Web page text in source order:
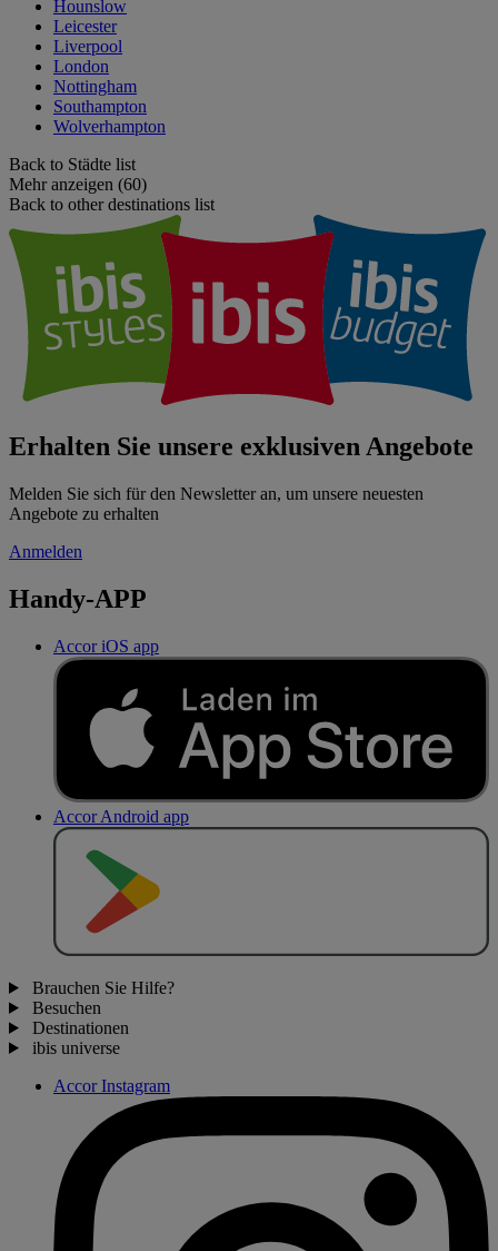
Hounslow
Leicester
Liverpool
London
Nottingham
Southampton
Wolverhampton
Back to Städte list
Mehr anzeigen (60)
Back to other destinations list
Erhalten Sie unsere exklusiven Angebote
Melden Sie sich für den Newsletter an, um unsere neuesten
Angebote zu erhalten
Anmelden
Handy-APP
Accor iOS app
Accor Android app
Brauchen Sie Hilfe?
Besuchen
Destinationen
ibis universe
Accor Instagram